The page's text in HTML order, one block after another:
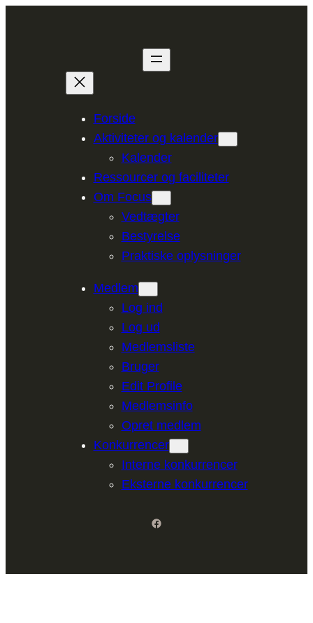
Forside
Aktiviteter og kalender
Kalender
Ressourcer og faciliteter
Om Focus
Vedtægter
Bestyrelse
Praktiske oplysninger
Medlem
Log ind
Log ud
Medlemsliste
Bruger
Edit Profile
Medlemsinfo
Opret medlem
Konkurrencer
Interne konkurrencer
Eksterne konkurrencer
Facebook